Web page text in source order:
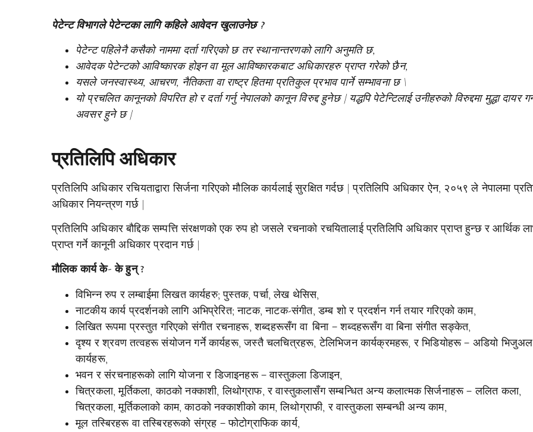
पेटेन्ट विभागले पेटेन्टका लागि कहिले आवेदन खुलाउनेछ ?
पेटेन्ट पहिलेनै कसैको नाममा दर्ता गरिएको छ तर स्थानान्तरणको लागि अनुमति छ,
आवेदक पेटेन्टको आविष्कारक होइन वा मूल आविष्कारकबाट अधिकारहरु प्राप्त गरेको छैन,
यसले जनस्वास्थ्य, आचरण, नैतिकता वा राष्ट्र हितमा प्रतिकुल प्रभाव पार्ने सम्भावना छ \
यो प्रचलित कानूनको विपरित हो र दर्ता गर्नु नेपालको कानून विरुद्द हुनेछ | यद्धपि पेटेन्टिलाई उनीहरुको विरुद्दमा मुद्धा दायर
अवसर हुने छ |
प्रतिलिपि अधिकार
प्रतिलिपि अधिकार रचियताद्वारा सिर्जना गरिएको मौलिक कार्यलाई सुरक्षित गर्दछ | प्रतिलिपि अधिकार ऐन, २०५९ ले नेपालमा
अधिकार नियन्त्रण गर्छ |
प्रतिलिपि अधिकार बौद्दिक सम्पत्ति संरक्षणको एक रुप हो जसले रचनाको रचयितालाई प्रतिलिपि अधिकार प्राप्त हुन्छ र आर्थिक
प्राप्त गर्ने कानूनी अधिकार प्रदान गर्छ |
मौलिक कार्य के- के हुन् ?
विभिन्न रुप र लम्बाईमा लिखत कार्यहरु; पुस्तक, पर्चा, लेख थेसिस,
नाटकीय कार्य प्रदर्शनको लागि अभिप्रेरित; नाटक, नाटक-संगीत, डम्ब शो र प्रदर्शन गर्न तयार गरिएको काम,
लिखित रूपमा प्रस्तुत गरिएको संगीत रचनाहरू, शब्दहरूसँग वा बिना – शब्दहरूसँग वा बिना संगीत सङ्केत,
दृश्य र श्रवण तत्वहरू संयोजन गर्ने कार्यहरू, जस्तै चलचित्रहरू, टेलिभिजन कार्यक्रमहरू, र भिडियोहरू – अडियो भिजुअल
कार्यहरू,
भवन र संरचनाहरूको लागि योजना र डिजाइनहरू – वास्तुकला डिजाइन,
चित्रकला, मूर्तिकला, काठको नक्काशी, लिथोग्राफ, र वास्तुकलासँग सम्बन्धित अन्य कलात्मक सिर्जनाहरू – ललित कला,
चित्रकला, मूर्तिकलाको काम, काठको नक्काशीको काम, लिथोग्राफी, र वास्तुकला सम्बन्धी अन्य काम,
मूल तस्बिरहरू वा तस्बिरहरूको संग्रह – फोटोग्राफिक कार्य,